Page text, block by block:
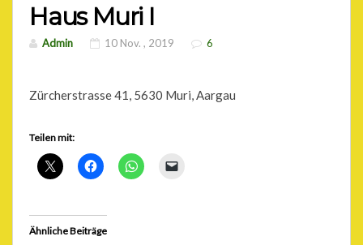
Haus Muri I
Admin 10 Nov. , 2019 6
Zürcherstrasse 41, 5630 Muri, Aargau
Teilen mit:
Ähnliche Beiträge